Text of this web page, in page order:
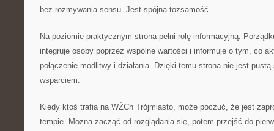
bez rozmywania sensu. Jest spójna tożsamość.
Na poziomie praktycznym strona pełni rolę informacyjną.
integruje osoby poprzez wspólne wartości i informuje o tym, co
połączenie modlitwy i działania. Dzięki temu strona nie jest
wsparciem.
Kiedy ktoś trafia na WŻCh Trójmiasto, może poczuć, że jest
tempie. Można zacząć od rozglądania się, potem przejść do